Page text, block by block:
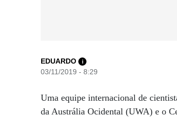
EDUARDO i
03/11/2019 - 8:29
Uma equipe internacional de
da Austrália Ocidental (UWA) e o